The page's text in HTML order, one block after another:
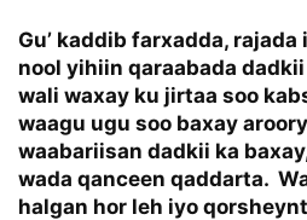
Gu’ kaddib farxadda,
nool yihiin qaraabada
wali waxay ku jirtaa soo
waagu ugu soo baxay
waabariisan dadkii ka
wada qanceen qaddarta.
halgan hor leh iyo